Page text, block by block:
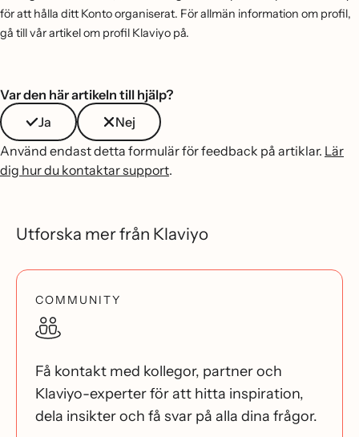
för att hålla ditt Konto organiserat. För allmän information om profil,
gå till vår artikel om profil Klaviyo på.
Var den här artikeln till hjälp?
Ja
Nej
Använd endast detta formulär för feedback på artiklar. Lär
dig hur du kontaktar support.
Utforska mer från Klaviyo
COMMUNITY
Få kontakt med kollegor, partner och
Klaviyo-experter för att hitta inspiration,
dela insikter och få svar på alla dina frågor.